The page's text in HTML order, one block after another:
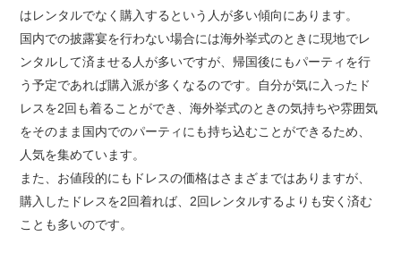
はレンタルでなく購入するという人が多い傾向にあります。
国内での披露宴を行わない場合には海外挙式のときに現地でレ
ンタルして済ませる人が多いですが、帰国後にもパーティを行
う予定であれば購入派が多くなるのです。自分が気に入ったド
レスを2回も着ることができ、海外挙式のときの気持ちや雰囲気
をそのまま国内でのパーティにも持ち込むことができるため、
人気を集めています。
また、お値段的にもドレスの価格はさまざまではありますが、
購入したドレスを2回着れば、2回レンタルするよりも安く済む
ことも多いのです。